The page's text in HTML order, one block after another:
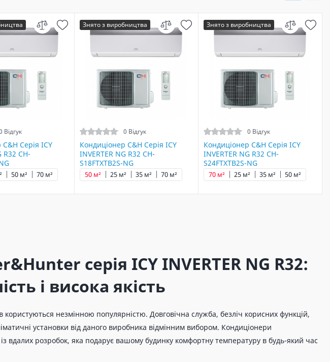
Відгук
Серія ICY
R32 CH-
50 м² 70 м²
Знято з виробництва
0 Відгук
Кондиціонер C&H Серія ICY
INVERTER NG R32 CH-
S18FTXTB2S-NG
25 м² 35 м²
50 м² 70 м²
Знято з виробництва
0 Відгук
Кондиціонер C&H Серія ICY
INVERTER NG R32 CH-
S24FTXTB2S-NG
25 м² 35 м² 50 м²
70 м²
серія ICY INVERTER NG R32:
і висока якість
користуються незмінною популярністю. Довговічна служба, безліч корисних функцій,
установки від даного виробника відмінним вибором. Кондиціонери
вдалих розробок, яка подарує вашому будинку комфортну температуру в будь-який час